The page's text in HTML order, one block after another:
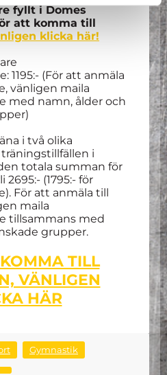
fyllt i Domes
att komma till
klicka här!
1195:- (För att anmäla
vänligen maila
med namn, ålder och
i två olika
i
totala summan för
(1795:- för
För att anmäla till
maila
tillsammans med
grupper.
TILL
VÄNLIGEN
HÄR
Gymnastik